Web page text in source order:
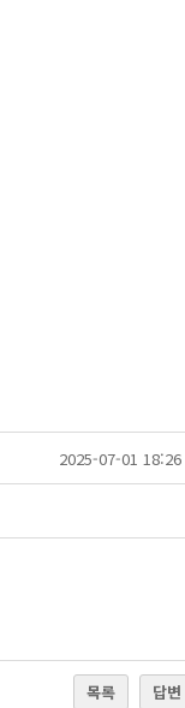
2025-07-01 18:26
목록 답변